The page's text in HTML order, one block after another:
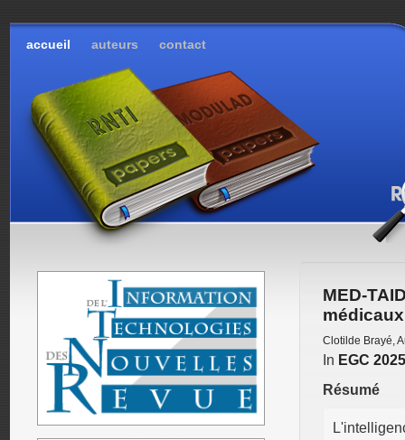
accueil auteurs contact
MED-
Clotilde Brayé,
In EGC 2025
Résumé